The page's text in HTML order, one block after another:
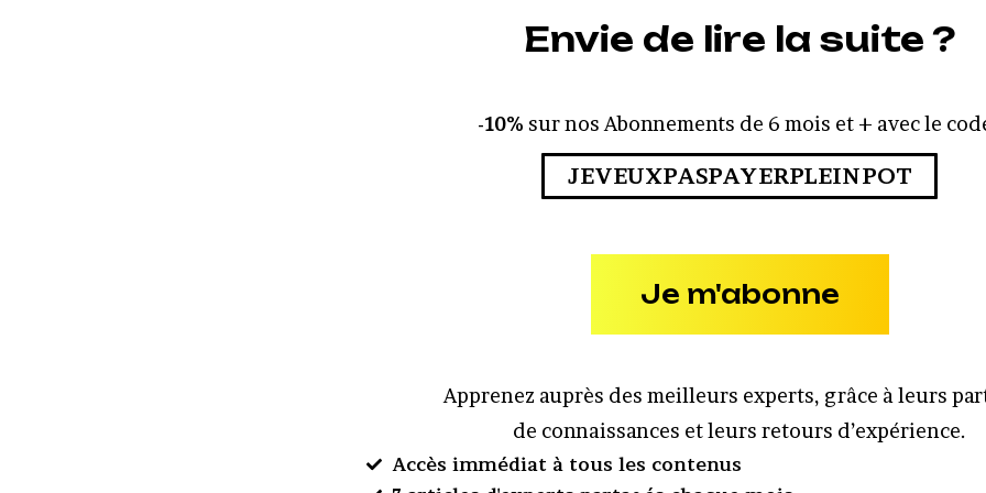
Envie de lire la suite ?
-10% sur nos Abonnements de 6 mois et + avec le
JEVEUXPASPAYERPLEINPOT
Je m'abonne
Apprenez auprès des meilleurs experts, grâce à leurs
de connaissances et leurs retours d’expérience.
Accès immédiat à tous les contenus